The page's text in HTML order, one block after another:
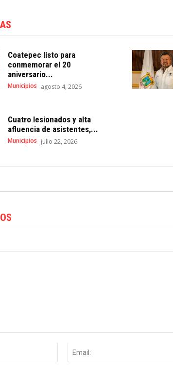
Coatepec listo para
conmemorar el 20
aniversario...
Municipios agosto 4, 2026
Cuatro lesionados y alta
afluencia de asistentes,...
Municipios julio 22, 2026